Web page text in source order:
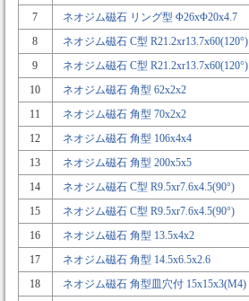
7
ネオジム磁石 リング型 Φ26xΦ20x4.7
8
ネオジム磁石 C型 R21.2xr13.7x60(120°)
9
ネオジム磁石 C型 R21.2xr13.7x60(120°)
10
ネオジム磁石 角型 62x2x2
11
ネオジム磁石 角型 70x2x2
12
ネオジム磁石 角型 106x4x4
13
ネオジム磁石 角型 200x5x5
14
ネオジム磁石 C型 R9.5xr7.6x4.5(90°)
15
ネオジム磁石 C型 R9.5xr7.6x4.5(90°)
16
ネオジム磁石 角型 13.5x4x2
17
ネオジム磁石 角型 14.5x6.5x2.6
18
ネオジム磁石 角型皿穴付 15x15x3(M4)